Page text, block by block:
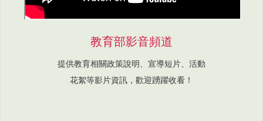
教育部影音頻道
提供教育相關政策說明、宣導短片、活動
花絮等影片資訊，歡迎踴躍收看！